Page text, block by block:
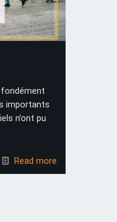
importants
n’ont pu
Read more